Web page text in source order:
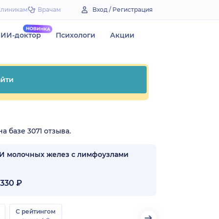
Врачам Вход / Регистрация
ИИ-доктор Психологи Акции
базе 3071 отзыва.
молочных желез с лимфоузлами
₽
С рейтингом